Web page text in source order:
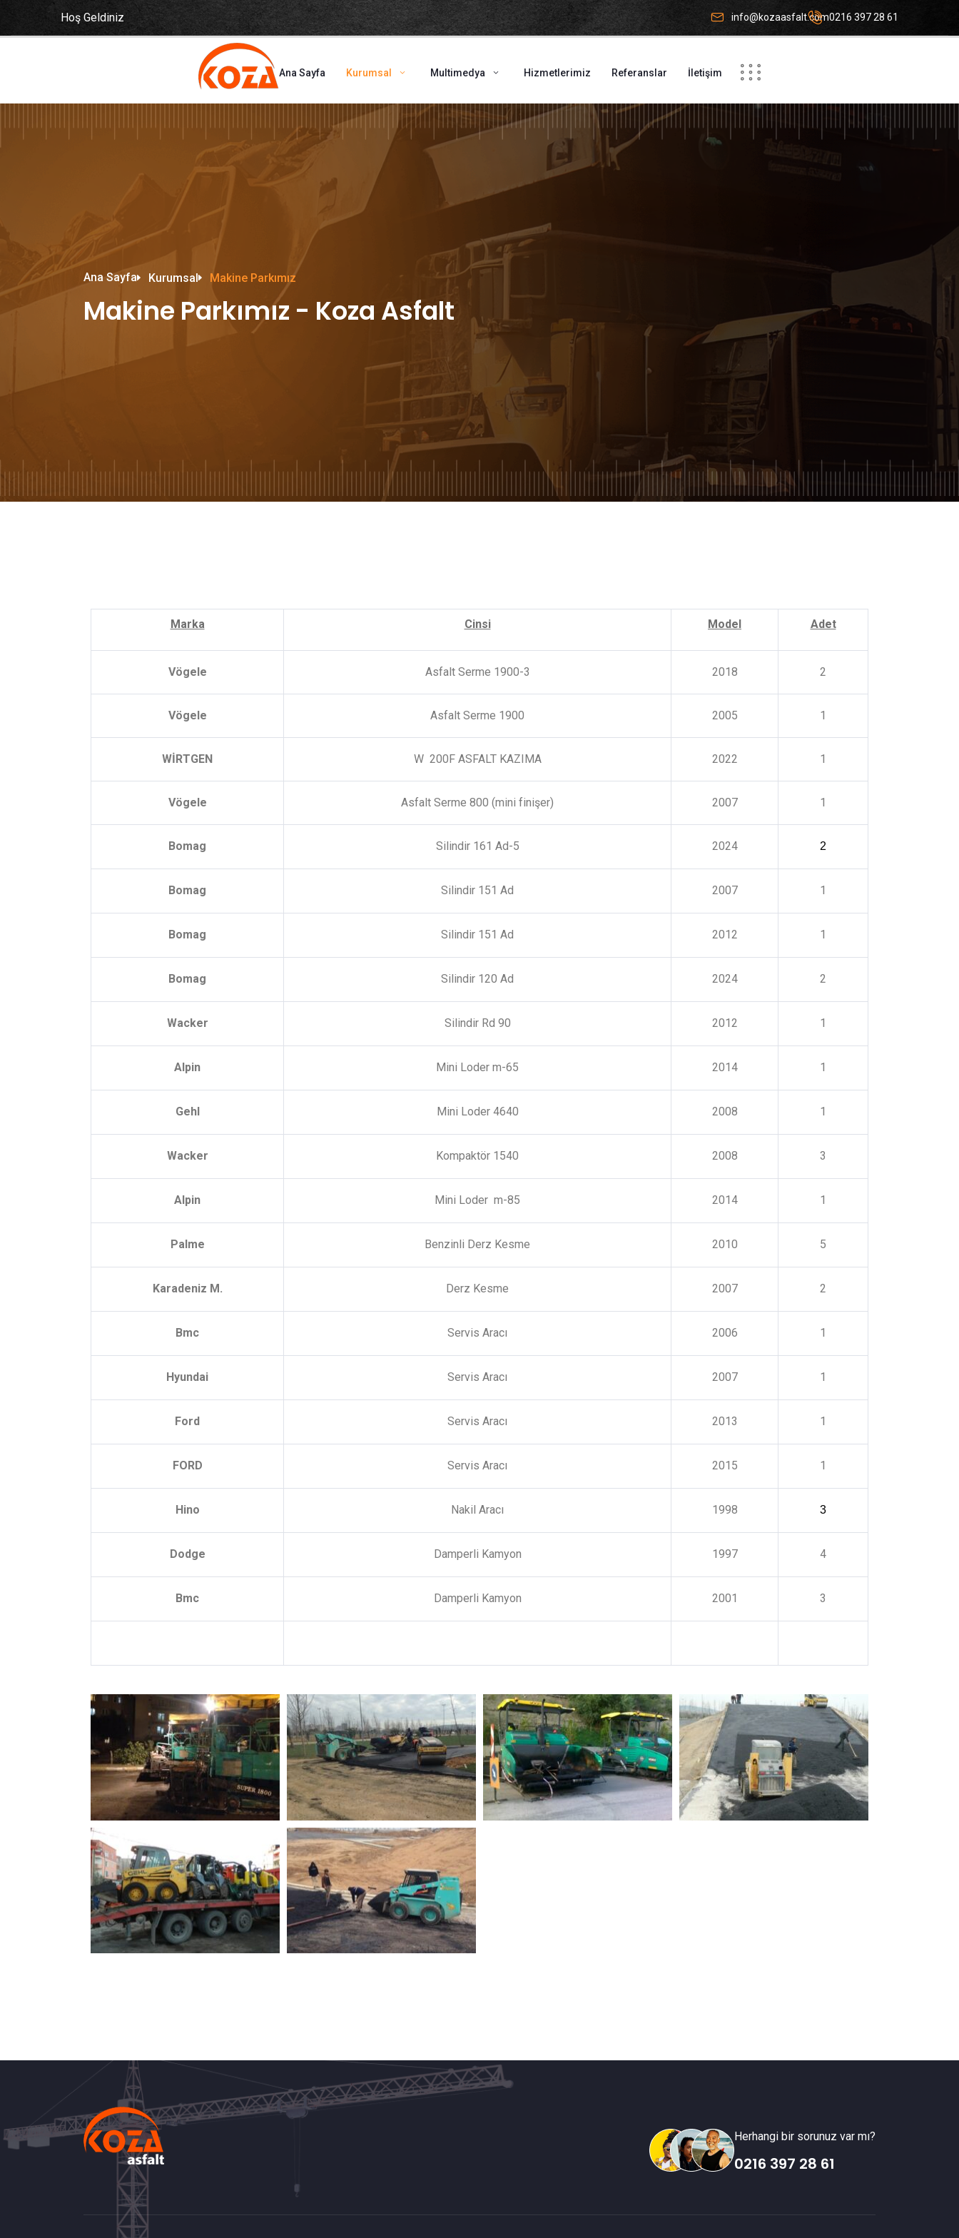
Hoş Geldiniz info@kozaasfalt.com0216 397 28 61
Ana Sayfa Kurumsal Multimedya Hizmetlerimiz Referanslar İletişim
Ana Sayfa Kurumsal Makine Parkımız
Makine Parkımız - Koza Asfalt
Marka Cinsi Model Adet
Vögele Asfalt Serme 1900-3 2018 2
Vögele Asfalt Serme 1900 2005 1
WİRTGEN W 200F ASFALT KAZIMA 2022 1
Vögele Asfalt Serme 800 (mini finişer) 2007 1
Bomag Silindir 161 Ad-5 2024 2
Bomag Silindir 151 Ad 2007 1
Bomag Silindir 151 Ad 2012 1
Bomag Silindir 120 Ad 2024 2
Wacker Silindir Rd 90 2012 1
Alpin Mini Loder m-65 2014 1
Gehl Mini Loder 4640 2008 1
Wacker Kompaktör 1540 2008 3
Alpin Mini Loder m-85 2014 1
Palme Benzinli Derz Kesme 2010 5
Karadeniz M. Derz Kesme 2007 2
Bmc Servis Aracı 2006 1
Hyundai Servis Aracı 2007 1
Ford Servis Aracı 2013 1
FORD Servis Aracı 2015 1
Hino Nakil Aracı 1998 3
Dodge Damperli Kamyon 1997 4
Bmc Damperli Kamyon 2001 3
Herhangi bir sorunuz var mı?
0216 397 28 61